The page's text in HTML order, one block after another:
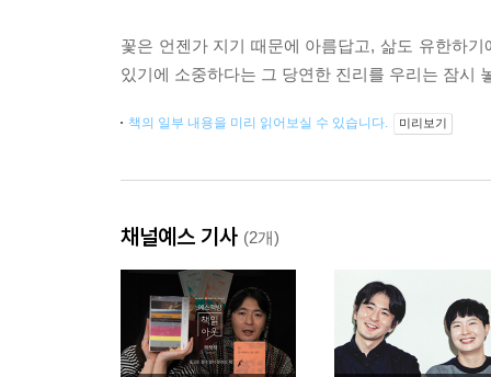
꽃은 언젠가 지기 때문에 아름답고, 삶도 유한하
있기에 소중하다는 그 당연한 진리를 우리는 잠시
책의 일부 내용을 미리 읽어보실 수 있습니다. 미리보기
채널예스 기사 (2개)